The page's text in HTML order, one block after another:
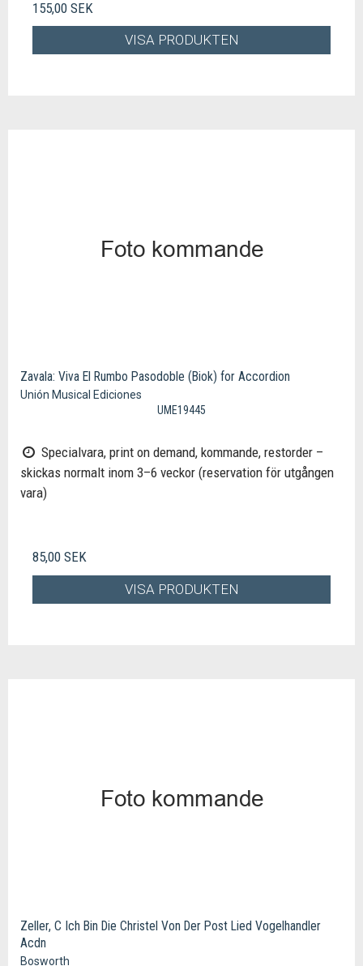
155,00 SEK
VISA PRODUKTEN
Zavala: Viva El Rumbo Pasodoble (Biok) for Accordion
Unión Musical Ediciones
UME19445
Specialvara, print on demand, kommande, restorder –
skickas normalt inom 3–6 veckor (reservation för utgången
vara)
85,00 SEK
VISA PRODUKTEN
Zeller, C Ich Bin Die Christel Von Der Post Lied Vogelhandler
Acdn
Bosworth